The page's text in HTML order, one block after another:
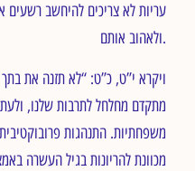
עריות לא צריכים להיחשב רשעים
ולאהוב אותם.
ויקרא י”ט, כ”ט: “לא תזנה את
מתקדם מחלחל לתרבות שלנו,
משפחתיות. התנהגות
מכוונת להריונות בגיל העשרה